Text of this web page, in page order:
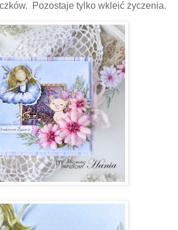
Pozostaje tylko wkleić życzenia.